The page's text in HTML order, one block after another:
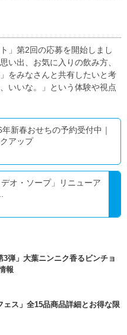
」第2回の応募を開始しまし
い出、お気に入りの飲み方、
をみなさんと共有したいと考
いいな。」という体験や視点
新春おせちの予約受付中｜
アップ
オ・ソープ」リニューア
弾」大葉ニンニク香るビンチョ
報
ェス」全15品商品詳細とお得な限